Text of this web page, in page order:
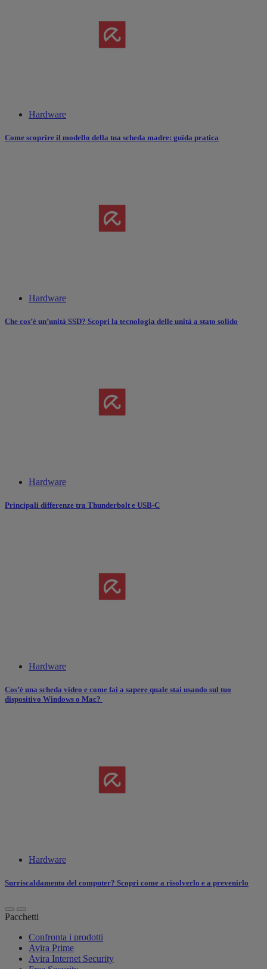
Hardware
Come scoprire il modello della tua scheda madre: guida pratica
Hardware
Che cos’è un’unità SSD? Scopri la tecnologia delle unità a stato solido
Hardware
Principali differenze tra Thunderbolt e USB-C
Hardware
Cos’è una scheda video e come fai a sapere quale stai usando sul tuo
dispositivo Windows o Mac?
Hardware
Surriscaldamento del computer? Scopri come a risolverlo e a prevenirlo
Pacchetti
Confronta i prodotti
Avira Prime
Avira Internet Security